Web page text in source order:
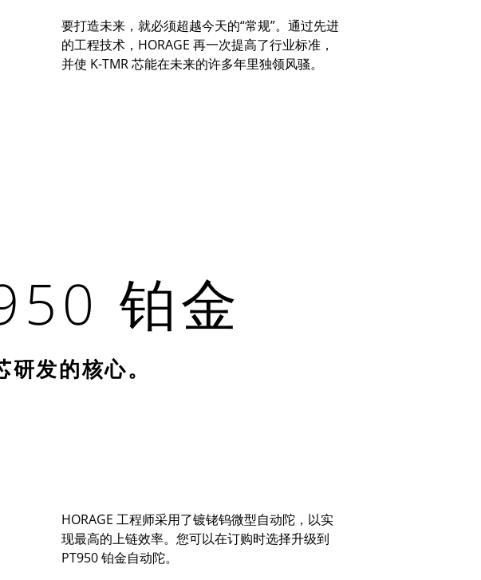
要打造未来，就必须超越今天的“常规”。通过先进
的工程技术， HORAGE 再一次提高了行业标准，
并使 K-TMR芯能在未来的许多年里独领风骚。
铂金
发的核心。
HORAGE 工程师采用了镀铑钨微型自动陀，以实
现最高的上链效率。您可以在订购时选择升级到
PT950铂金自动陀。